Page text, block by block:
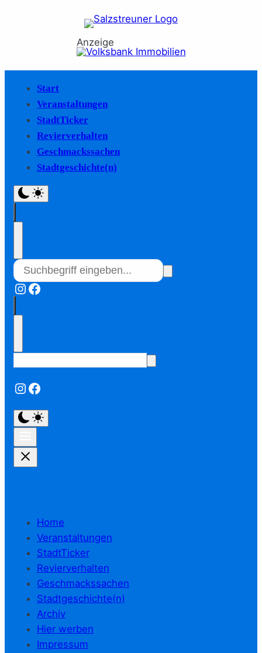
Anzeige
Start
Veranstaltungen
StadtTicker
Revierverhalten
Geschmackssachen
Stadtgeschichte(n)
Instagram
Facebook
Instagram
Facebook
Home
Veranstaltungen
StadtTicker
Revierverhalten
Geschmackssachen
Stadtgeschichte(n)
Archiv
Hier werben
Impressum